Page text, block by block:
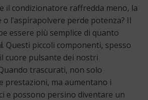
il condizionatore raffredda meno, la
o l’aspirapolvere perde potenza? Il
essere più semplice di quanto
. Questi piccoli componenti, spesso
cuore pulsante dei nostri
trascurati, non solo
prestazioni, ma aumentano i
e possono persino diventare un